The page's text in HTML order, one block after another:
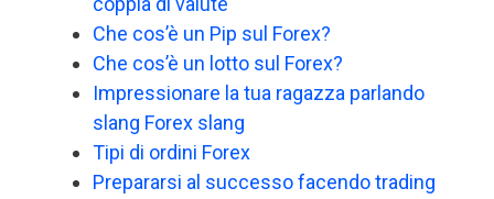
Che cos’è un Pip sul Forex?
Che cos’è un lotto sul Forex?
Impressionare la tua ragazza parlando
slang Forex slang
Tipi di ordini Forex
Prepararsi al successo facendo trading